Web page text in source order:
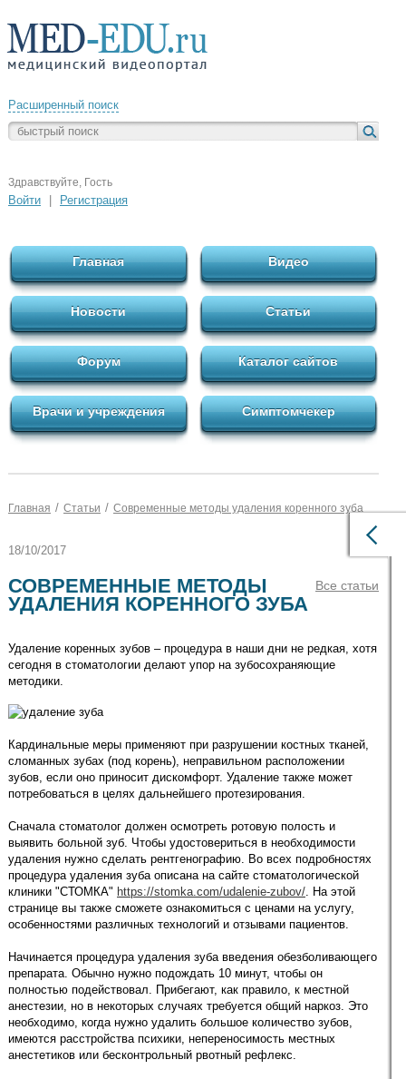
Расширенный поиск
Здравствуйте, Гость
Войти Регистрация
Главная Видео
Новости Статьи
Форум Каталог сайтов
Врачи и учреждения Симптомчекер
Главная / Статьи / Современные методы удаления коренного зуба
18/10/2017
Все статьи
СОВРЕМЕННЫЕ МЕТОДЫ
УДАЛЕНИЯ КОРЕННОГО ЗУБА
Удаление коренных зубов – процедура в наши дни не редкая, хотя
сегодня в стоматологии делают упор на зубосохраняющие
методики.
Кардинальные меры применяют при разрушении костных тканей,
сломанных зубах (под корень), неправильном расположении
зубов, если оно приносит дискомфорт. Удаление также может
потребоваться в целях дальнейшего протезирования.
Сначала стоматолог должен осмотреть ротовую полость и
выявить больной зуб. Чтобы удостовериться в необходимости
удаления нужно сделать рентгенографию. Во всех подробностях
процедура удаления зуба описана на сайте стоматологической
клиники "СТОМКА" https://stomka.com/udalenie-zubov/ . На этой
странице вы также сможете ознакомиться с ценами на услугу,
особенностями различных технологий и отзывами пациентов.
Начинается процедура удаления зуба введения обезболивающего
препарата. Обычно нужно подождать 10 минут, чтобы он
полностью подействовал. Прибегают, как правило, к местной
анестезии, но в некоторых случаях требуется общий наркоз. Это
необходимо, когда нужно удалить большое количество зубов,
имеются расстройства психики, непереносимость местных
анестетиков или бесконтрольный рвотный рефлекс.